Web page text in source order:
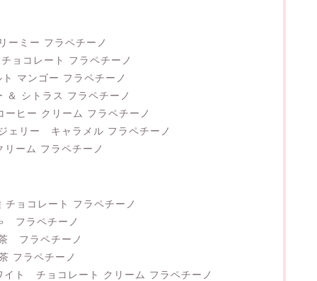
ミー フラペチーノ
コレート フラペチーノ
マンゴー フラペチーノ
シトラス フラペチーノ
ヒー クリーム フラペチーノ
ェリー キャラメル フラペチーノ
ーム フラペチーノ
ョコレート フラペチーノ
フラペチーノ
フラペチーノ
フラペチーノ
ト チョコレート クリーム フラペチーノ